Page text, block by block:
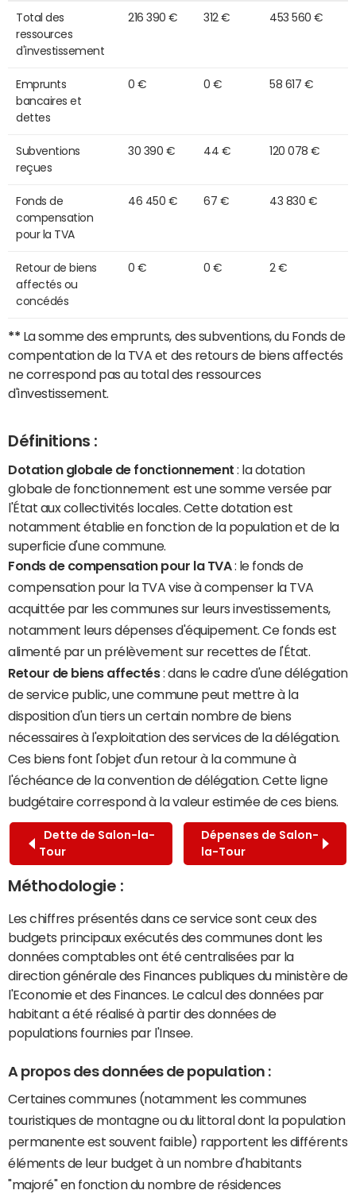
Total des
ressources
d'investissement
216 390 € 312 € 453 560 €
Emprunts
bancaires et
dettes
0 € 0 € 58 617 €
Subventions
reçues
30 390 € 44 € 120 078 €
Fonds de
compensation
pour la TVA
46 450 € 67 € 43 830 €
Retour de biens
affectés ou
concédés
0 € 0 € 2 €
** La somme des emprunts, des subventions, du Fonds de
compentation de la TVA et des retours de biens affectés
ne correspond pas au total des ressources
d'investissement.
Définitions :
Dotation globale de fonctionnement : la dotation
globale de fonctionnement est une somme versée par
l'État aux collectivités locales. Cette dotation est
notamment établie en fonction de la population et de la
superficie d'une commune.
Fonds de compensation pour la TVA: le fonds de
compensation pour la TVA vise à compenser la TVA
acquittée par les communes sur leurs investissements,
notamment leurs dépenses d'équipement. Ce fonds est
alimenté par un prélèvement sur recettes de l'État.
Retour de biens affectés: dans le cadre d'une délégation
de service public, une commune peut mettre à la
disposition d'un tiers un certain nombre de biens
nécessaires à l'exploitation des services de la délégation.
Ces biens font l'objet d'un retour à la commune à
l'échéance de la convention de délégation. Cette ligne
budgétaire correspond à la valeur estimée de ces biens.
Dette de Salon-la-
Tour
Dépenses de Salon-
la-Tour
Méthodologie :
Les chiffres présentés dans ce service sont ceux des
budgets principaux exécutés des communes dont les
données comptables ont été centralisées par la
direction générale des Finances publiques du ministère de
l'Economie et des Finances. Le calcul des données par
habitant a été réalisé à partir des données de
populations fournies par l'Insee.
A propos des données de population :
Certaines communes (notamment les communes
touristiques de montagne ou du littoral dont la population
permanente est souvent faible) rapportent les différents
éléments de leur budget à un nombre d'habitants
"majoré" en fonction du nombre de résidences